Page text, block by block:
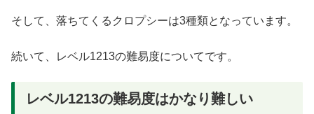
そして、落ちてくるクロプシーは3種類となっています。
続いて、レベル1213の難易度についてです。
レベル1213の難易度はかなり難しい